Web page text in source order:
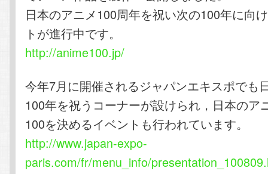
日本のアニメ100周年を祝い次の100年に向
トが進行中です。
http://anime100.jp/
今年7月に開催されるジャパンエキスポでも
100年を祝うコーナーが設けられ，日本のア
100を決めるイベントも行われています。
http://www.japan-expo-
paris.com/fr/menu_info/